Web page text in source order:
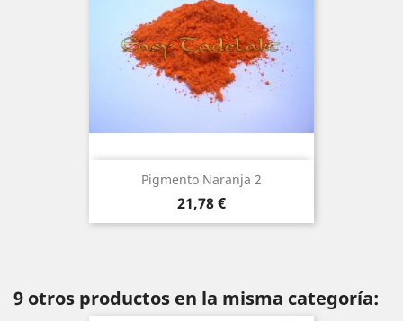
Pigmento Naranja 2
Precio
21,78 €
9 otros productos en la misma categoría: